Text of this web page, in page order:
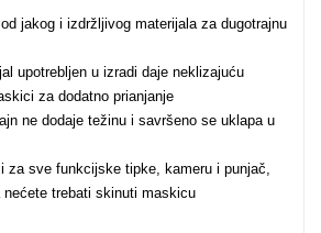
jakog i izdržljivog materijala za dugotrajnu
upotrebljen u izradi daje neklizajuću
za dodatno prianjanje
ne dodaje težinu i savršeno se uklapa u
za sve funkcijske tipke, kameru i punjač,
nećete trebati skinuti maskicu